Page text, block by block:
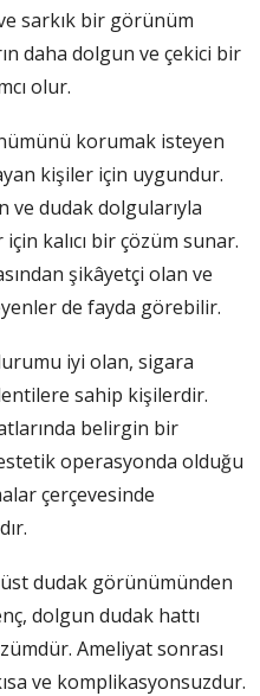
sarkık bir görünüm
daha dolgun ve çekici bir
olur.
korumak isteyen
kişiler için uygundur.
ve dudak dolgularıyla
kalıcı bir çözüm sunar.
şikâyetçi olan ve
de fayda görebilir.
iyi olan, sigara
sahip kişilerdir.
belirgin bir
operasyonda olduğu
çerçevesinde
dudak görünümünden
dolgun dudak hattı
Ameliyat sonrası
ve komplikasyonsuzdur.